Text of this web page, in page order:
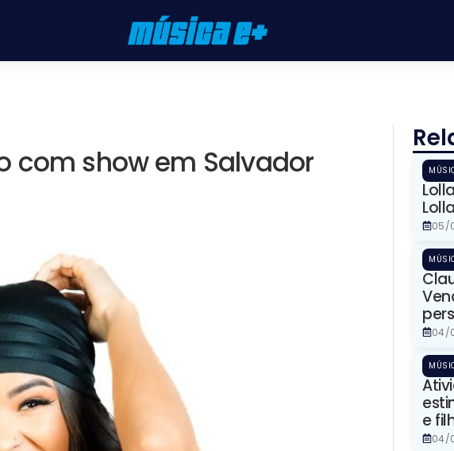
com show em Salvador
05/
04/
e
04/